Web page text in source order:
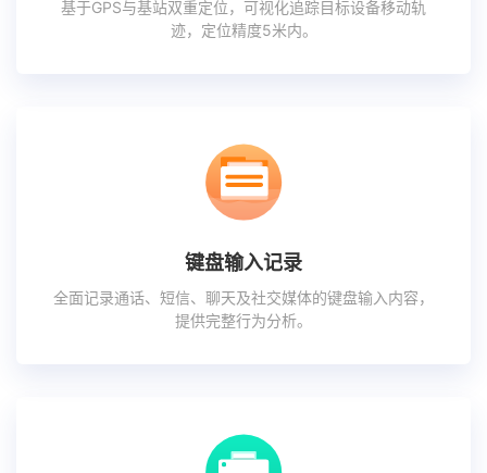
基于GPS与基站双重定位，可视化追踪目标设备移动轨
迹，定位精度5米内。
键盘输入记录
全面记录通话、短信、聊天及社交媒体的键盘输入内容，
提供完整行为分析。